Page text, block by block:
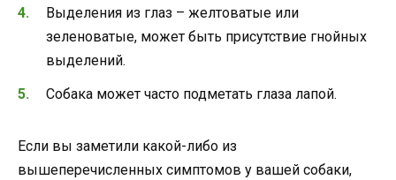
Выделения из глаз – желтоватые или
зеленоватые, может быть присутствие гнойных
выделений.
Собака может часто подметать глаза лапой.
Если вы заметили какой-либо из
вышеперечисленных симптомов у вашей собаки,